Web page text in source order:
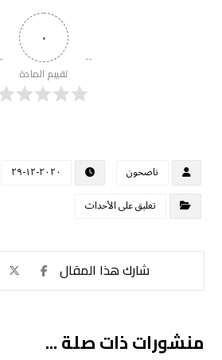
٠
تقييم المادة
ناصحون
٢٠٢٠-١٢-٢٩
تعليق على الأحداث
منشورات ذات صلة ...